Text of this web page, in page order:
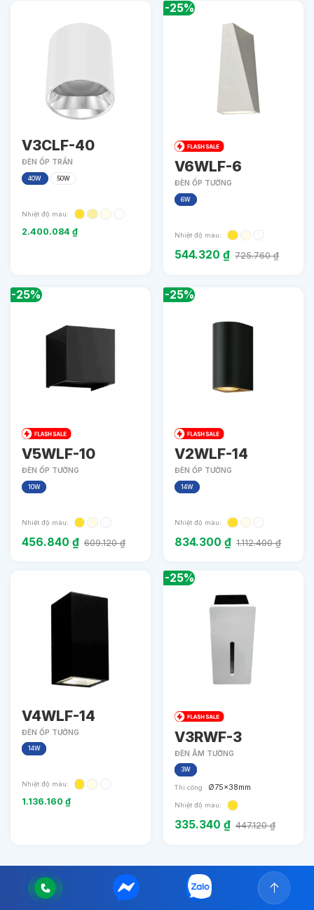
V3CLF-40
ĐÈN ỐP TRẦN
40W 50W
Nhiệt độ màu:
2.400.084 ₫
-25%
V6WLF-6
ĐÈN ỐP TƯỜNG
6W
Nhiệt độ màu:
544.320₫ 725.760₫
-25%
V5WLF-10
ĐÈN ỐP TƯỜNG
10W
Nhiệt độ màu:
456.840 ₫ 609.120₫
-25%
V2WLF-14
ĐÈN ỐP TƯỜNG
14W
Nhiệt độ màu:
834.300₫ 1.112.400₫
V4WLF-14
ĐÈN ỐP TƯỜNG
14W
Nhiệt độ màu:
1.136.160 ₫
-25%
V3RWF-3
ĐÈN ÂM TƯỜNG
Thi công Ø75x38mm
3W
Nhiệt độ màu:
335.340₫ 447.120₫